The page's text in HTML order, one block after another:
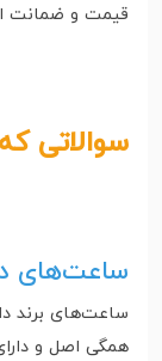
قیمت و ضمانت
سوالاتی
ساعت‌های
ساعت‌های برند
همگی اصل و